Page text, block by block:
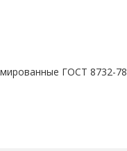
ГОСТ 8732-78